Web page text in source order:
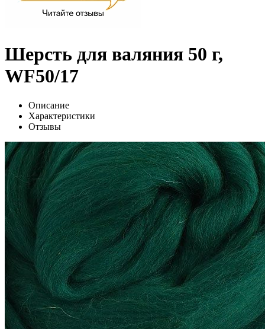
Шерсть для валяния 50 г,
WF50/17
Описание
Характеристики
Отзывы